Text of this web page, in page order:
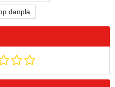
danpla